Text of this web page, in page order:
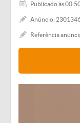
Publicado às
Anúncio:
Referência